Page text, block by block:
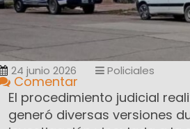
24 junio 2026 Policiales
Comentar
El procedimiento judicial
generó diversas versiones